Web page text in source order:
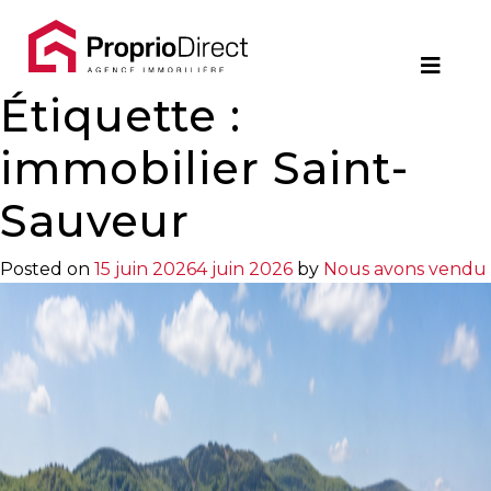
Contact
450.229.2992
PROPRIÉTÉS
VOS
COURTIERS
Notre
Équipe
Partenaires
Étiquette :
immobilier Saint-
Sauveur
Posted on 15 juin 20264 juin 2026 by Nous avons vendu